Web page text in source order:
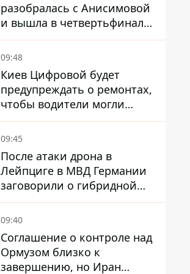
разобралась с Анисимовой
и вышла в четвертьфинал
турнира в Торонто
09:48
Киев Цифровой будет
предупреждать о ремонтах,
чтобы водители могли
избегать участков с
пробками
09:45
После атаки дрона в
Лейпциге в МВД Германии
заговорили о гибридной
войне – мы ежедневно цель
09:40
Соглашение о контроле над
Ормузом близко к
завершению, но Иран